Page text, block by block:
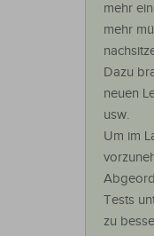
mehr
mehr
Dazu
neuen
usw.
Um im
Tests
zu